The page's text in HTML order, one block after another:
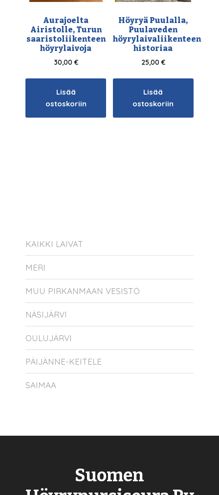
Aurajoelta
Airistolle, Turun
saaristoliikenteen
höyrylaivoja
30,00 €
Lisää
ostoskoriin
Höyryä Puulalla,
Puulaveden
höyrylaivaliikenteen
historiaa
25,00 €
Lisää
ostoskoriin
KAIKKI LAIVAT
MERI
MUU PIRKANMAAN VESISTÖ
NÄSIJÄRVI
OULUJÄRVI
PÄIJÄNNE-KEITELE
SAIMAA
Suomen